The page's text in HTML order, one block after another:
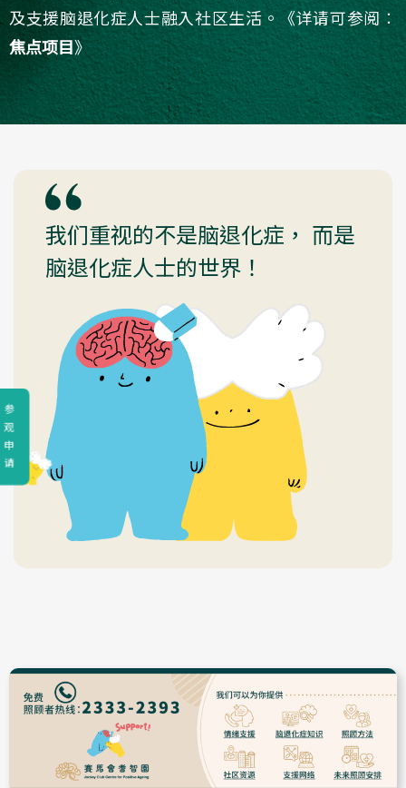
参
观
申
请
及支援脑退化症人士融入社区生活。《详请可参阅︰
焦点项目》
我们重视的不是脑退化症， 而是
脑退化症人士的世界！